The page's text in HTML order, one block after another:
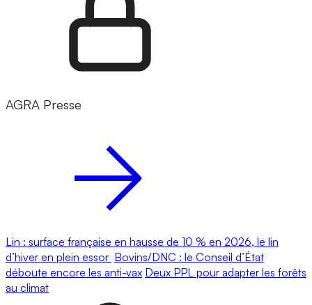
AGRA Presse
Lin : surface française en hausse de 10 % en 2026, le lin
d’hiver en plein essor Bovins/DNC : le Conseil d’État
déboute encore les anti-vax Deux PPL pour adapter les forêts
au climat